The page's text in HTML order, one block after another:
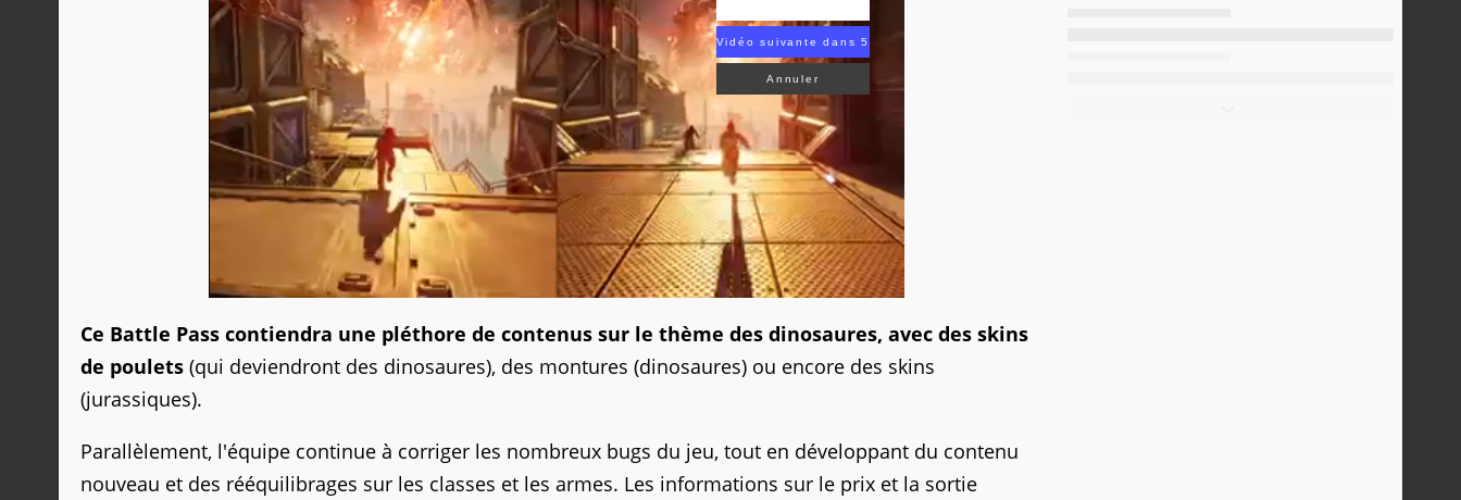
Vidéo suivante dans 4
Annuler
Ce Battle Pass contiendra une pléthore de contenus sur le thème des dinosaures, avec des skins
de poulets (qui deviendront des dinosaures), des montures (dinosaures) ou encore des skins
(jurassiques).
Parallèlement, l'équipe continue à corriger les nombreux bugs du jeu, tout en développant du contenu
nouveau et des rééquilibrages sur les classes et les armes. Les informations sur le prix et la sortie